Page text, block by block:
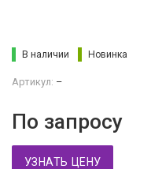
В наличии Новинка
Артикул: –
По запросу
УЗНАТЬ ЦЕНУ